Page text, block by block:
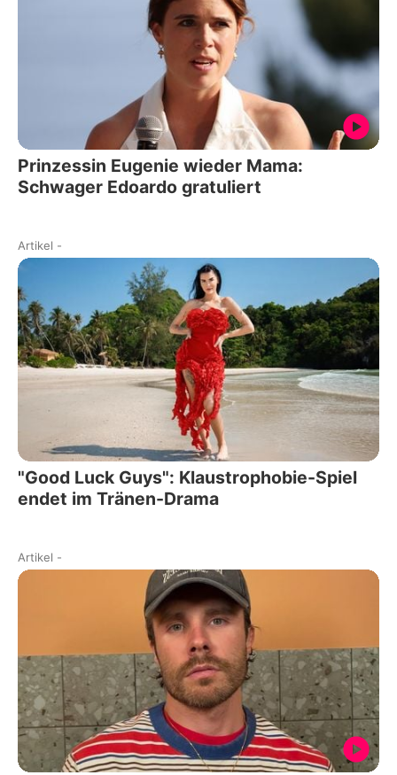
Prinzessin Eugenie wieder Mama:
Schwager Edoardo gratuliert
Artikel -
"Good Luck Guys": Klaustrophobie-Spiel
endet im Tränen-Drama
Artikel -